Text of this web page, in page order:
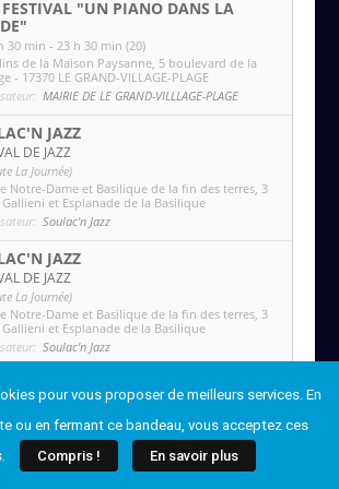
FESTIVAL "UN PIANO DANS LA
30 min - 23 h 30 min (20)
de la Maison Paysanne, 5 boulevard de la
- 17370 LE GRAND-VILLAGE-PLAGE
MAIRIE DE LE GRAND-VILLLAGE-PLAGE
JAZZ
DE JAZZ
La Journée)
Notre-Dame et Basilique de la fin des terres, 3
Gallieni et Esplanade de la Basilique
Soulac'n Jazz
JAZZ
DE JAZZ
La Journée)
Notre-Dame et Basilique de la fin des terres, 3
Gallieni et Esplanade de la Basilique
Soulac'n Jazz
pour vous proposer de meilleurs services. En
ou en fermant ce bandeau, vous acceptez ces
Compris ! En savoir plus